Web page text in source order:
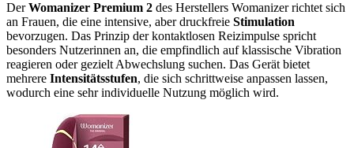
DerWomanizer Premium 2 des Herstellers Womanizer richtet sich
an Frauen, die eine intensive, aber druckfreie Stimulation
bevorzugen. Das Prinzip der kontaktlosen Reizimpulse spricht
besonders Nutzerinnen an, die empfindlich auf klassische Vibration
reagieren oder gezielt Abwechslung suchen. Das Gerät bietet
mehrere Intensitätsstufen, die sich schrittweise anpassen lassen,
wodurch eine sehr individuelle Nutzung möglich wird.